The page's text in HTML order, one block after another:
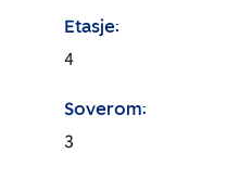
Etasje:
4
Soverom:
3